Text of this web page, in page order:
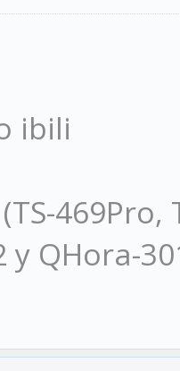
ibili
469Pro,
y QHora-